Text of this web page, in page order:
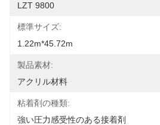
LZT 9800
標準サイズ:
1.22m*45.72m
製品素材:
アクリル材料
粘着剤の種類:
強い圧力感受性のある接着剤